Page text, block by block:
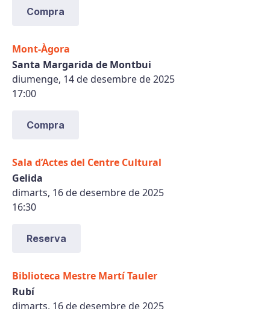
Compra
Mont-Àgora
Santa Margarida de Montbui
diumenge, 14 de desembre de 2025
17:00
Compra
Sala d’Actes del Centre Cultural
Gelida
dimarts, 16 de desembre de 2025
16:30
Reserva
Biblioteca Mestre Martí Tauler
Rubí
dimarts, 16 de desembre de 2025